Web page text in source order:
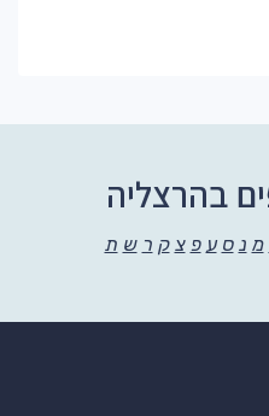
בהרצליה
מ נ ס ע פ צ ק ר ש ת